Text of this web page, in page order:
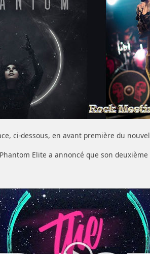
ci-dessous, en avant première du
Elite a annoncé que son